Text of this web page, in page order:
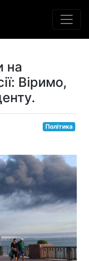
на
Віримо,
Політика